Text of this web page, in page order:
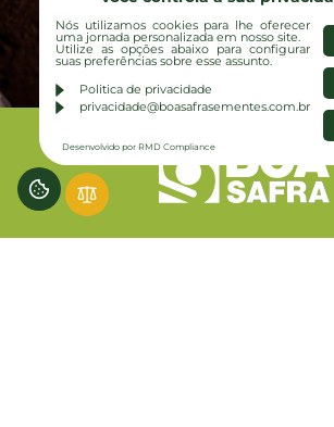
CLIQUE AQUI
Nós utilizamos cookies para lhe oferecer
uma jornada personalizada em nosso site.
Utilize as opções abaixo para configurar
suas preferências sobre esse assunto.
Politica de privacidade
privacidade@boasafrasementes.com.br
Desenvolvido por RMD Compliance